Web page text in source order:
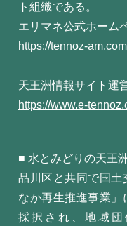
ト組織である。
エリマネ公式ホーム
https://tennoz-
天王洲情報サイト運
https://www.e-
■ 水とみどりの天王
品川区と共同で国土
なか再生推進事業」
採択され、地域